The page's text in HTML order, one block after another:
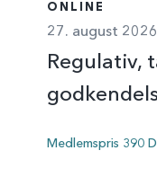
ONLINE
27. august 2026
Regulativ,
Medlemspris 390